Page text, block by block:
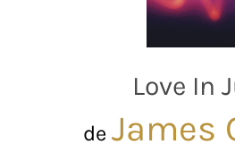
Love In
de James